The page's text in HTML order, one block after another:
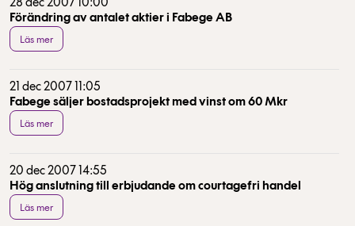
28 dec 2007 10:00
Förändring av antalet aktier i Fabege AB
Läs mer
21 dec 2007 11:05
Fabege säljer bostadsprojekt med vinst om 60 Mkr
Läs mer
20 dec 2007 14:55
Hög anslutning till erbjudande om courtagefri handel
Läs mer